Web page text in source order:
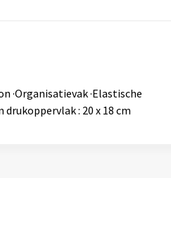
·Organisatievak ·Elastische
: 20 x 18 cm